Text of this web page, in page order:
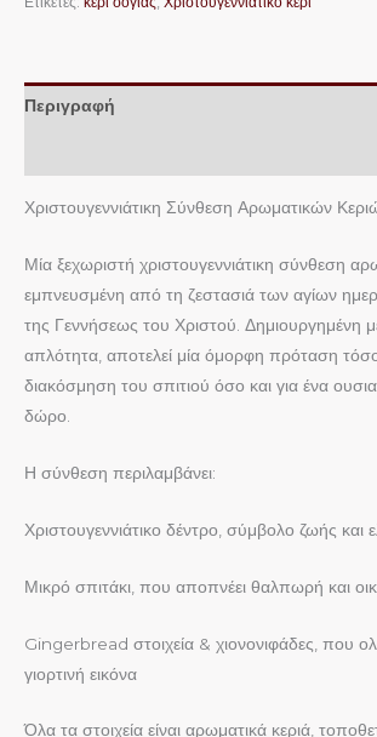
Περιγραφή
Χριστουγεννιάτικη Σύνθεση Αρωματικών
Μία ξεχωριστή χριστουγεννιάτικη σύνθεση
εμπνευσμένη από τη ζεστασιά των αγίων
της Γεννήσεως του Χριστού. Δημιουργημένη
απλότητα, αποτελεί μία όμορφη πρόταση
διακόσμηση του σπιτιού όσο και για ένα
δώρο.
Η σύνθεση περιλαμβάνει:
Χριστουγεννιάτικο δέντρο, σύμβολο ζωής και
Μικρό σπιτάκι, που αποπνέει θαλπωρή και
Gingerbread στοιχεία & χιονονιφάδες, που
γιορτινή εικόνα
Όλα τα στοιχεία είναι αρωματικά κεριά,